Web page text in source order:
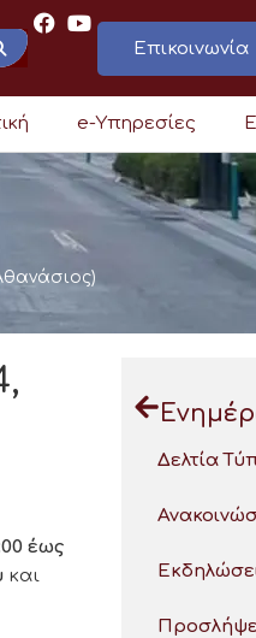
Επικοινωνία
e-Υπηρεσίες
έως
και
Δελτία